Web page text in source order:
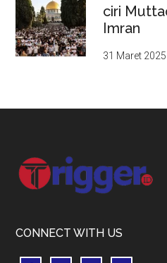
ciri
Imran
31 Maret 2025
Footer
CONNECT WITH US